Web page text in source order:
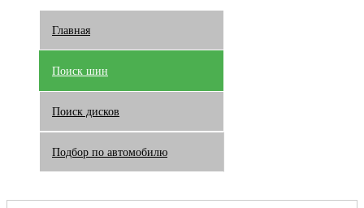
Главная
Поиск шин
Поиск дисков
Подбор по автомобилю